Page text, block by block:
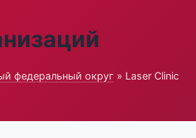
федеральный округ » Laser Clinic